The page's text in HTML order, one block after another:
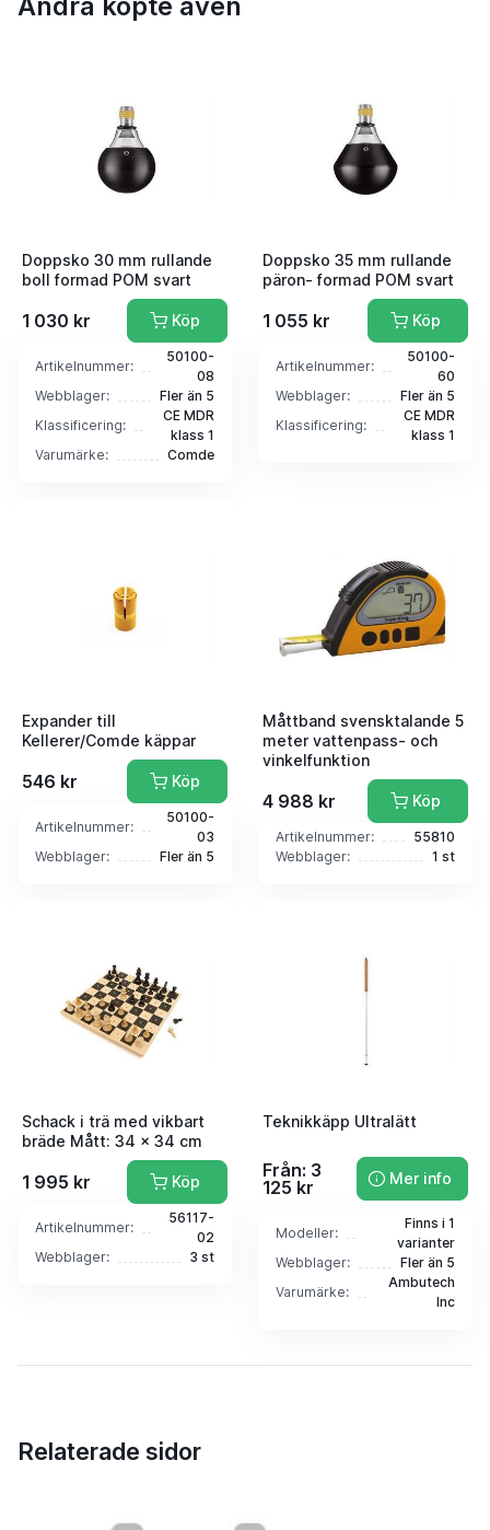
Doppsko 30 mm rullande
boll formad POM svart
1 030 kr Köp
Artikelnummer:
50100-
08
Webblager:
Fler än 5
Klassificering:
CE MDR
klass 1
Varumärke:
Comde
Doppsko 35 mm rullande
päron- formad POM svart
1 055 kr Köp
Artikelnummer:
50100-
60
Webblager:
Fler än 5
Klassificering:
CE MDR
klass 1
Expander till
Kellerer/Comde käppar
546 kr Köp
Artikelnummer:
50100-
03
Webblager:
Fler än 5
Måttband svensktalande 5
meter vattenpass- och
vinkelfunktion
4 988 kr Köp
Artikelnummer:
55810
Webblager:
1 st
Schack i trä med vikbart
bräde Mått: 34 x 34 cm
1 995 kr Köp
Artikelnummer:
56117-
02
Webblager:
3 st
Teknikkäpp Ultralätt
Från: 3
125 kr
Mer info
Modeller:
Finns i 1
varianter
Webblager:
Fler än 5
Varumärke:
Ambutech
Inc
Relaterade sidor